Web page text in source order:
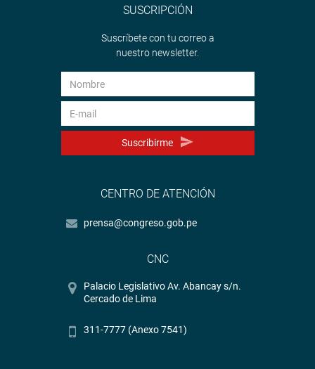
SUSCRIPCIÓN
Suscríbete con tu correo a
nuestro newsletter.
Suscribirme
CENTRO DE ATENCIÓN
prensa@congreso.gob.pe
CNC
Palacio Legislativo Av. Abancay s/n.
Cercado de Lima
311-7777 (Anexo 7541)